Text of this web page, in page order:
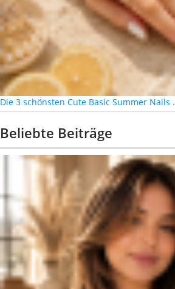
Die 3 schönsten Cute Basic Summer Nails
Beliebte Beiträge